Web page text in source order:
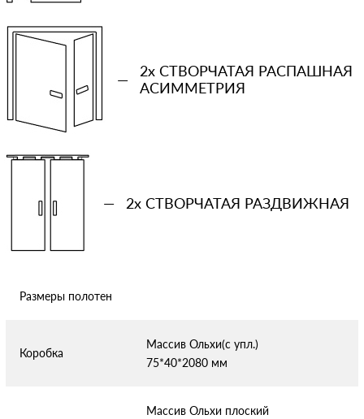
—
2x СТВОРЧАТАЯ РАСПАШНАЯ
АСИММЕТРИЯ
— 2x СТВОРЧАТАЯ РАЗДВИЖНАЯ
Размеры полотен
Коробка
Массив Ольхи(с упл.)
75*40*2080 мм
Массив Ольхи плоский
Ваша примерная смета на двери
Сообщение
конфиденциальности